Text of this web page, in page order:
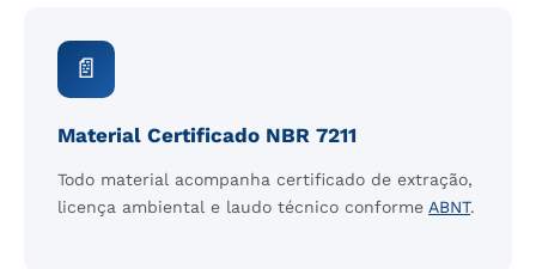
📄
Material Certificado NBR 7211
Todo material acompanha certificado de extração,
licença ambiental e laudo técnico conforme ABNT.